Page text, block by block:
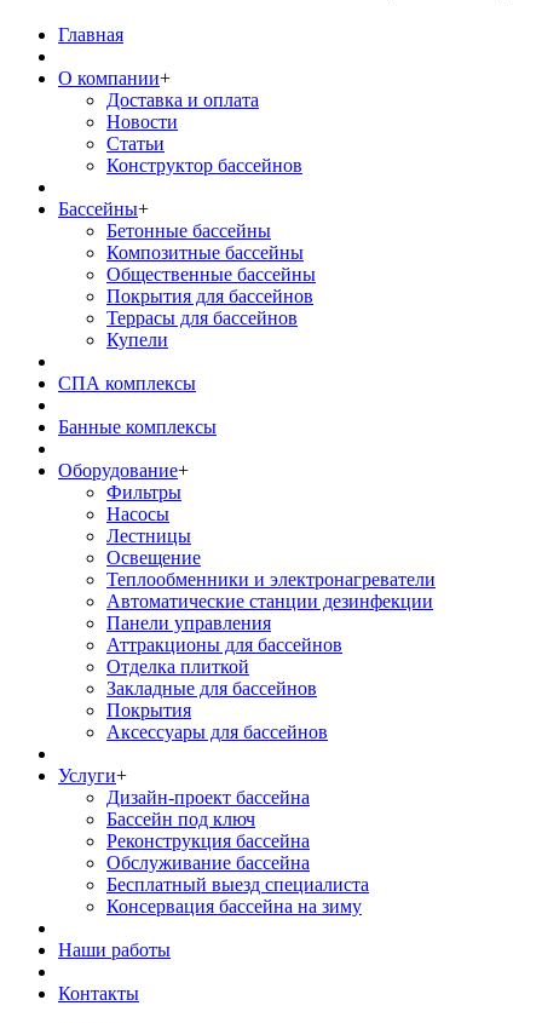
Главная
О компании+
Доставка и оплата
Новости
Статьи
Конструктор бассейнов
Бассейны+
Бетонные бассейны
Композитные бассейны
Общественные бассейны
Покрытия для бассейнов
Террасы для бассейнов
Купели
СПА комплексы
Банные комплексы
Оборудование+
Фильтры
Насосы
Лестницы
Освещение
Теплообменники и электронагреватели
Автоматические станции дезинфекции
Панели управления
Аттракционы для бассейнов
Отделка плиткой
Закладные для бассейнов
Покрытия
Аксессуары для бассейнов
Услуги+
Дизайн-проект бассейна
Бассейн под ключ
Реконструкция бассейна
Обслуживание бассейна
Бесплатный выезд специалиста
Консервация бассейна на зиму
Наши работы
Контакты